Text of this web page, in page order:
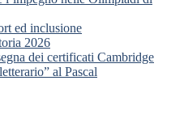
ed inclusione
2026
dei certificati Cambridge
al Pascal